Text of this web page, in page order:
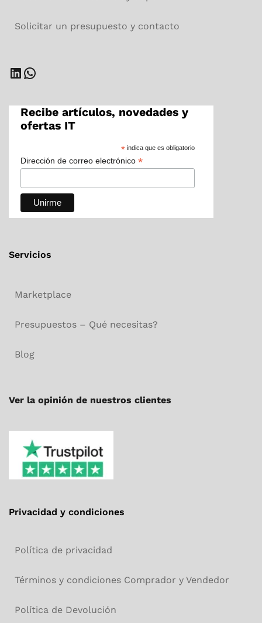
Solicitar un presupuesto y contacto
LinkedIn
WhatsApp
Recibe artículos, novedades y
ofertas IT
*indica que es obligatorio
Dirección de correo electrónico *
Servicios
Marketplace
Presupuestos – Qué necesitas?
Blog
Ver la opinión de nuestros clientes
Privacidad y condiciones
Política de privacidad
Términos y condiciones Comprador y Vendedor
Política de Devolución